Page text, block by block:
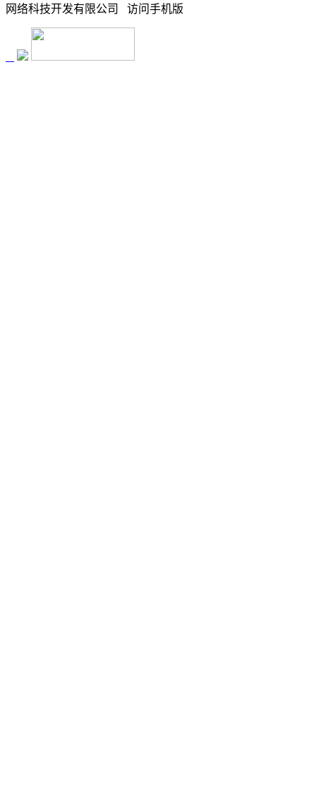
网络科技开发有限公司
访问手机版